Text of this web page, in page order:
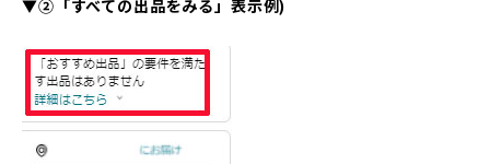
▼②「すべての出品をみる」表示例)